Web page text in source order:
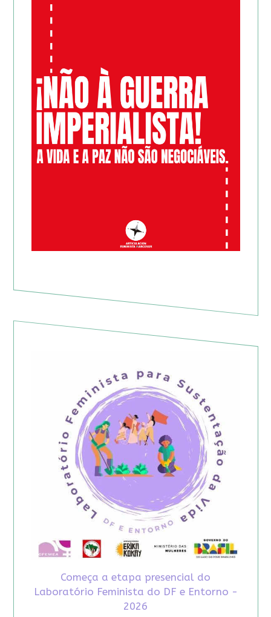
Começa a etapa presencial do
Laboratório Feminista do DF e Entorno -
2026